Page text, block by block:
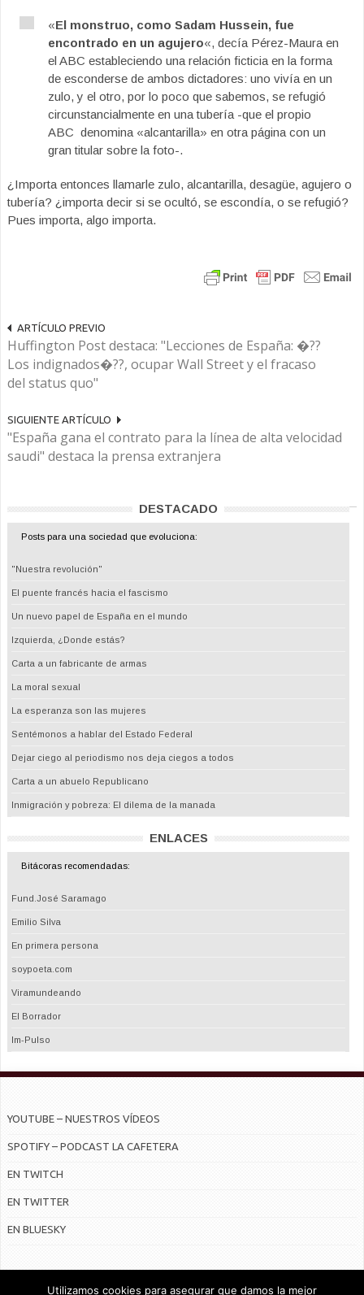
«El monstruo, como Sadam Hussein, fue
encontrado en un agujero«, decía Pérez-Maura en
el ABC estableciendo una relación ficticia en la forma
de esconderse de ambos dictadores: uno vivía en un
zulo, y el otro, por lo poco que sabemos, se refugió
circunstancialmente en una tubería -que el propio
ABC denomina «alcantarilla» en otra página con un
gran titular sobre la foto-.
¿Importa entonces llamarle zulo, alcantarilla, desagüe, agujero o
tubería? ¿importa decir si se ocultó, se escondía, o se refugió?
Pues importa, algo importa.
ARTÍCULO PREVIO
Huffington Post destaca: "Lecciones de España: �??
Los indignados�??, ocupar Wall Street y el fracaso
del status quo"
SIGUIENTE ARTÍCULO
"España gana el contrato para la línea de alta velocidad
saudi" destaca la prensa extranjera
DESTACADO
Posts para una sociedad que evoluciona:
"Nuestra revolución"
El puente francés hacia el fascismo
Un nuevo papel de España en el mundo
Izquierda, ¿Donde estás?
Carta a un fabricante de armas
La moral sexual
La esperanza son las mujeres
Sentémonos a hablar del Estado Federal
Dejar ciego al periodismo nos deja ciegos a todos
Carta a un abuelo Republicano
Inmigración y pobreza: El dilema de la manada
ENLACES
Bitácoras recomendadas:
Fund.José Saramago
Emilio Silva
En primera persona
soypoeta.com
Viramundeando
El Borrador
Im-Pulso
YOUTUBE – NUESTROS VÍDEOS
SPOTIFY – PODCAST LA CAFETERA
EN TWITCH
EN TWITTER
EN BLUESKY
Utilizamos cookies para asegurar que damos la mejor